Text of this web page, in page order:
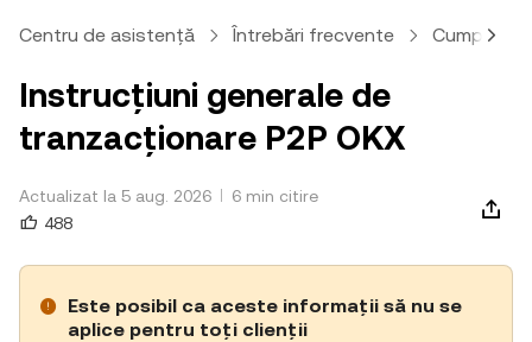
Centru de asistență Întrebări frecvente
Instrucțiuni generale de
tranzacționare P2P OKX
Actualizat la 5 aug. 2026
6 min citire
488
Este posibil ca aceste informații să nu se
aplice pentru toți clienții